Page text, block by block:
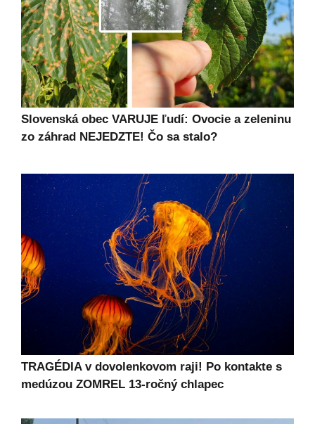
Slovenská obec VARUJE ľudí: Ovocie a zeleninu
zo záhrad NEJEDZTE! Čo sa stalo?
TRAGÉDIA v dovolenkovom raji! Po kontakte s
medúzou ZOMREL 13-ročný chlapec